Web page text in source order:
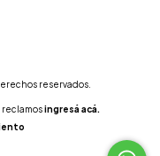
reservados.
reclamosingresá acá.